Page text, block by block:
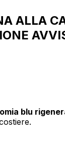
ALLA
blu